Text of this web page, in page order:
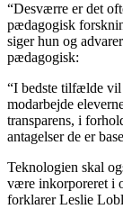
“Desværre er det
pædagogisk
siger hun og
pædagogisk:
“I bedste tilfælde
modarbejde
transparens, i
antagelser de er
Teknologien skal
være inkorporeret i
forklarer Leslie